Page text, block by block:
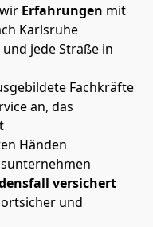
Erfahrungen mit
Karlsruhe
jede Straße in
Fachkräfte
an, das
Händen
versichert
und